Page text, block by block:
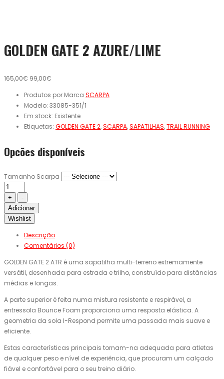
GOLDEN GATE 2 AZURE/LIME
165,00€ 99,00€
Produtos por Marca SCARPA
Modelo: 33085-351/1
Em stock: Existente
Etiquetas: GOLDEN GATE 2,SCARPA,SAPATILHAS,TRAIL RUNNING
Opcões disponíveis
Tamanho Scarpa
Adicionar
Wishlist
Descrição
Comentários (0)
GOLDEN GATE 2 ATR é uma sapatilha multi-terreno extremamente
versátil, desenhada para estrada e trilho, construído para distâncias
médias e longas.
A parte superior é feita numa mistura resistente e respirável, a
entressola Bounce Foam proporciona uma resposta elástica. A
geometria da sola I-Respond permite uma passada mais suave e
eficiente.
Estas características principais tornam-na adequada para atletas
de qualquer peso e nível de experiência, que procuram um calçado
fiável e confortável para o seu treino diário.